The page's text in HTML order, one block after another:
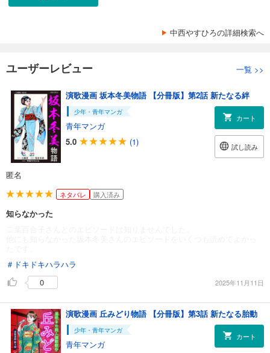
中西やすひろの詳細検索へ
ユーザーレビュー 一覧 >>
演歌漫画 坂本冬美物語 【分冊版】第2話 新たなる絆
少年・青年マンガ
青年マンガ
5.0
(1)
カート
試し読み
匿名
ネタバレ 購入済み
知らなかった
＃ドキドキハラハラ
0
2025年11月11日
演歌漫画 丘みどり物語 【分冊版】第3話 新たなる胎動
少年・青年マンガ
青年マンガ
カート